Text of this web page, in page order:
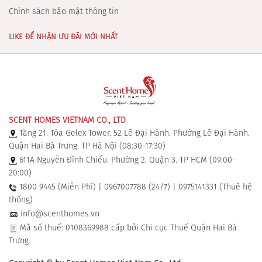
Chính sách bảo mật thông tin
LIKE ĐỂ NHẬN ƯU ĐÃI MỚI NHẤT
SCENT HOMES VIETNAM CO., LTD
Tầng 21. Tòa Gelex Tower. 52 Lê Đại Hành. Phường Lê Đại Hành.
Quận Hai Bà Trưng. TP Hà Nội (08:30-17:30)
611A Nguyễn Đình Chiểu. Phường 2. Quận 3. TP HCM (09:00-
20:00)
1800 9445 (Miễn Phí) | 0967007788 (24/7) | 0975141331 (Thuê hệ
thống)
info@scenthomes.vn
Mã số thuế: 0108369988 cấp bởi Chi cục Thuế Quận Hai Bà
Trưng.